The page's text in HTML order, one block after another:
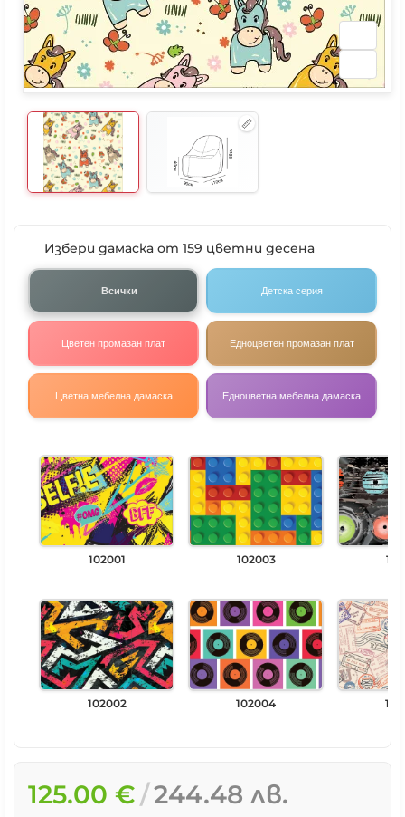
Избери дамаска от 159 цветни десена
Всички Детска серия
Цветен промазан плат Едноцветен промазан плат
Цветна мебелна дамаска Едноцветна мебелна дамаска
102001
102002
102003
102004
125.00 € 244.48 лв.